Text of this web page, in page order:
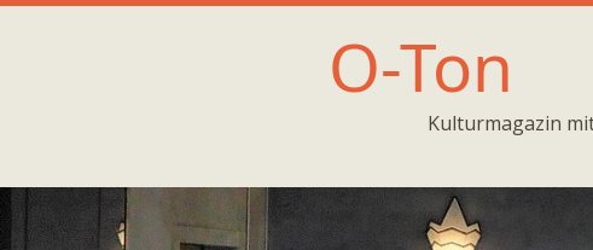
O-Ton
Kulturmagazin